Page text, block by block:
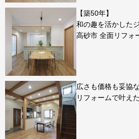
【築50年】
和の趣を活かした
高砂市 全面リフォ
広さも価格も妥協
リフォームで叶え